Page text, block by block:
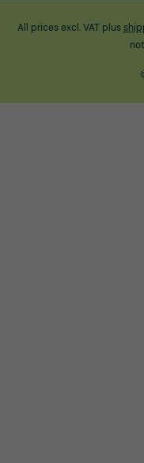
All prices excl. VAT plus